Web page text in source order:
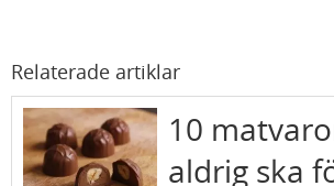
Relaterade artiklar
10
aldrig ska